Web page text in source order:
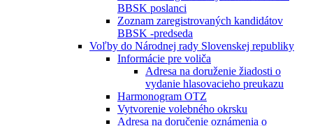
BBSK poslanci
Zoznam zaregistrovaných kandidátov
BBSK -predseda
Voľby do Národnej rady Slovenskej republiky
Informácie pre voliča
Adresa na doruženie žiadosti o
vydanie hlasovacieho preukazu
Harmonogram OTZ
Vytvorenie volebného okrsku
Adresa na doručenie oznámenia o